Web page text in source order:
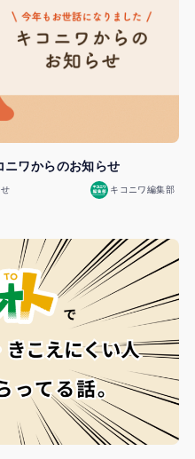
ニワからのお知らせ
キコニワ編集部